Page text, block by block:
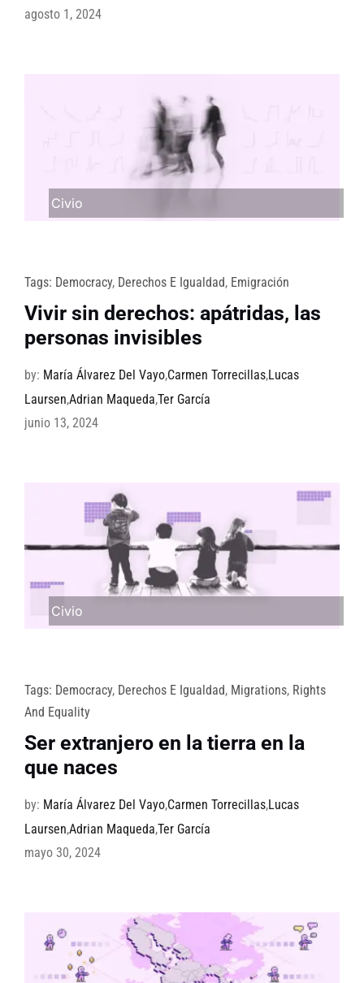
agosto 1, 2024
Civio
Tags: Democracy, Derechos E Igualdad, Emigración
Vivir sin derechos: apátridas, las
personas invisibles
by: María Álvarez Del Vayo,Carmen Torrecillas,Lucas
Laursen,Adrian Maqueda,Ter García
junio 13, 2024
Civio
Tags: Democracy, Derechos E Igualdad, Migrations, Rights
And Equality
Ser extranjero en la tierra en la
que naces
by: María Álvarez Del Vayo,Carmen Torrecillas,Lucas
Laursen,Adrian Maqueda,Ter García
mayo 30, 2024